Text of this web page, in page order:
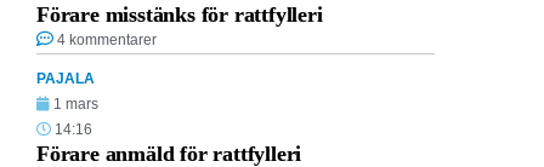
Förare misstänks för rattfylleri
4 kommentarer
PAJALA
1 mars
14:16
Förare anmäld för rattfylleri